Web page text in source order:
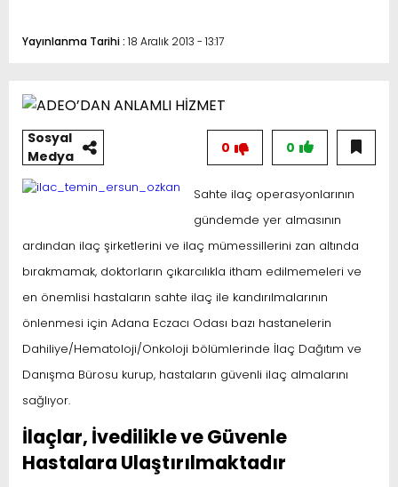
Yayınlanma Tarihi : 18 Aralık 2013 - 13:17
Sosyal
Medya
0
0
Sahte ilaç operasyonlarının
gündemde yer almasının
ardından ilaç şirketlerini ve ilaç mümessillerini zan altında
bırakmamak, doktorların çıkarcılıkla itham edilmemeleri ve
en önemlisi hastaların sahte ilaç ile kandırılmalarının
önlenmesi için Adana Eczacı Odası bazı hastanelerin
Dahiliye/Hematoloji/Onkoloji bölümlerinde İlaç Dağıtım ve
Danışma Bürosu kurup, hastaların güvenli ilaç almalarını
sağlıyor.
İlaçlar, İvedilikle ve Güvenle
Hastalara Ulaştırılmaktadır